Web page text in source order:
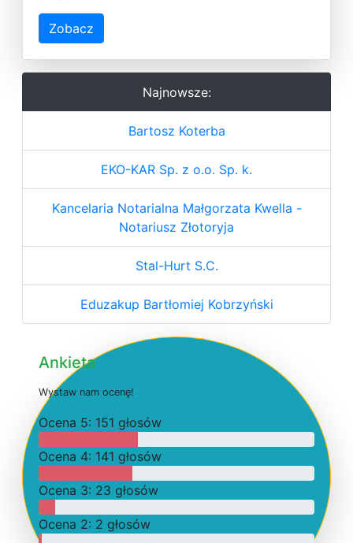
Zobacz
Najnowsze:
Bartosz Koterba
EKO-KAR Sp. z o.o. Sp. k.
Kancelaria Notarialna Małgorzata Kwella -
Notariusz Złotoryja
Stal-Hurt S.C.
Eduzakup Bartłomiej Kobrzyński
Ankieta
Wystaw nam ocenę!
Ocena 5: 151 głosów
Ocena 4: 141 głosów
Ocena 3: 23 głosów
Ocena 2: 2 głosów